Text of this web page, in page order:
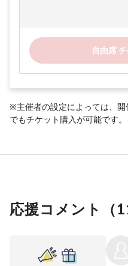
自由席
※主催者の設定によっては、
でもチケット購入が可能です。
応援コメント（